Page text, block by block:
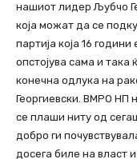
нашиот лидер Љубчо
која можат да се
партија која 16
опстојува сама и така
конечна одлука на
Георгиевски. ВМРО НП
се плаши ниту од
добро ги
досега биле на власт